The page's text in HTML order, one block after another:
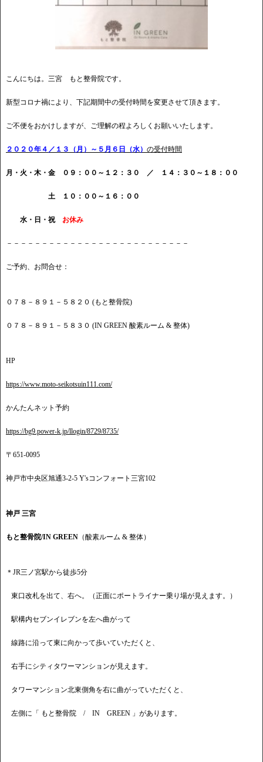
こんにちは。三宮 もと整骨院です。
新型コロナ禍により、下記期間中の受付時間を変更させて頂きます。
ご不便をおかけしますが、ご理解の程よろしくお願いいたします。
２０２０年４／１３（月）～５月６日（水） の受付時間
月・火・木・金 ０９：００～１２：３０ ／ １４：３０～１８：００
土 １０：００～１６：００
水・日・祝 お休み
－－－－－－－－－－－－－－－－－－－－－－－－－－
ご予約、お問合せ：
０７８－８９１－５８２０ (もと整骨院)
０７８－８９１－５８３０ (IN GREEN 酸素ルーム & 整体)
HP
https://www.moto-seikotsuin111.com/
かんたんネット予約
https://bg9.power-k.jp/llogin/8729/8735/
〒651-0095
神戸市中央区旭通3-2-5 Y'sコンフォート三宮102
神戸 三宮
もと整骨院/IN GREEN （酸素ルーム & 整体）
＊JR三ノ宮駅から徒歩5分
東口改札を出て、右へ。（正面にポートライナー乗り場が見えます。）
駅構内セブンイレブンを左へ曲がって
線路に沿って東に向かって歩いていただくと、
右手にシティタワーマンションが見えます。
タワーマンション北東側角を右に曲がっていただくと、
左側に「 もと整骨院 / IN GREEN 」があります。